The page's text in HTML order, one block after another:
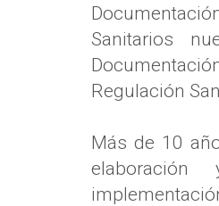
Sanitarios
Regulación
Más de 10
elaboración